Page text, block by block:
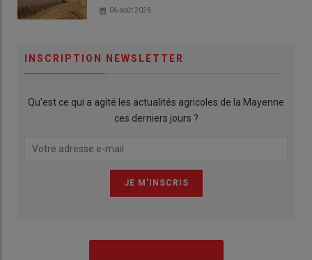
06 août 2026
INSCRIPTION NEWSLETTER
Qu’est ce qui a agité les actualités agricoles de la Mayenne
ces derniers jours ?